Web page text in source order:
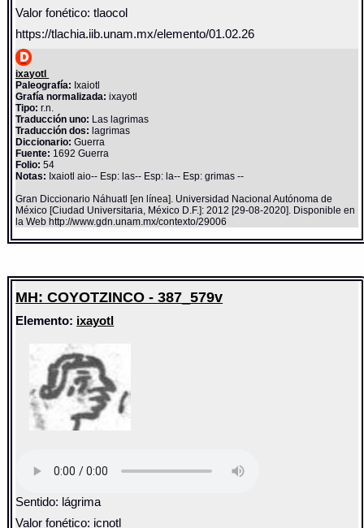
Valor fonético: tlaocol
https://tlachia.iib.unam.mx/elemento/01.02.26
ixayotl
Paleografía: Ixaiotl
Grafía normalizada: ixayotl
Tipo: r.n.
Traducción uno: Las lagrimas
Traducción dos: lagrimas
Diccionario:Guerra
Fuente: 1692 Guerra
Folio: 54
Notas: Ixaiotl aio-- Esp: las-- Esp: la-- Esp: grimas --
Gran Diccionario Náhuatl [en línea]. Universidad Nacional Autónoma de
México [Ciudad Universitaria, México D.F.]: 2012 [29-08-2020]. Disponible en
la Web http://www.gdn.unam.mx/contexto/29006
MH: COYOTZINCO - 387_579v
Elemento: ixayotl
Sentido: lágrima
Valor fonético: icnotl